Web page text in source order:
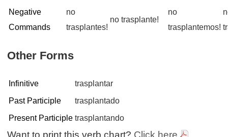
Negative
Commands
no
trasplantes!
no trasplante!
no
trasplantemos!
Other Forms
Infinitive
trasplantar
Past Participle
trasplantado
Present Participle trasplantando
Want to print this verb chart? Click here